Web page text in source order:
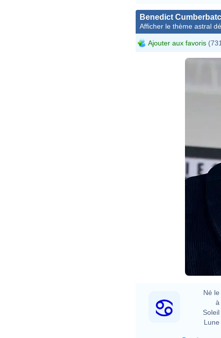
Benedict
Afficher le thème astral
Ajouter aux favoris
Né le
à
Soleil
Lune